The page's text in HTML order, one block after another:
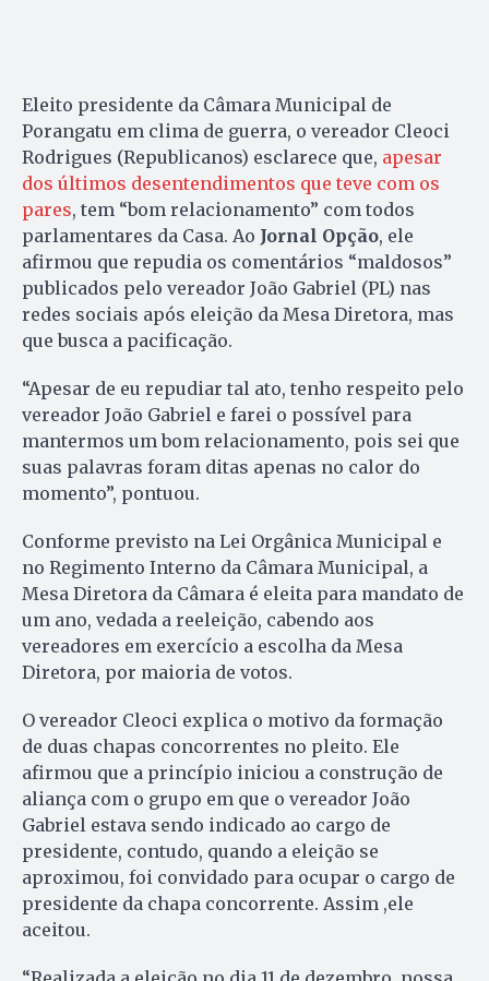
Eleito presidente da Câmara Municipal de
Porangatu em clima de guerra, o vereador Cleoci
Rodrigues (Republicanos) esclarece que, apesar
dos últimos desentendimentos que teve com os
pares, tem “bom relacionamento” com todos
parlamentares da Casa. Ao Jornal Opção, ele
afirmou que repudia os comentários “maldosos”
publicados pelo vereador João Gabriel (PL) nas
redes sociais após eleição da Mesa Diretora, mas
que busca a pacificação.
“Apesar de eu repudiar tal ato, tenho respeito pelo
vereador João Gabriel e farei o possível para
mantermos um bom relacionamento, pois sei que
suas palavras foram ditas apenas no calor do
momento”, pontuou.
Conforme previsto na Lei Orgânica Municipal e
no Regimento Interno da Câmara Municipal, a
Mesa Diretora da Câmara é eleita para mandato de
um ano, vedada a reeleição, cabendo aos
vereadores em exercício a escolha da Mesa
Diretora, por maioria de votos.
O vereador Cleoci explica o motivo da formação
de duas chapas concorrentes no pleito. Ele
afirmou que a princípio iniciou a construção de
aliança com o grupo em que o vereador João
Gabriel estava sendo indicado ao cargo de
presidente, contudo, quando a eleição se
aproximou, foi convidado para ocupar o cargo de
presidente da chapa concorrente. Assim ,ele
aceitou.